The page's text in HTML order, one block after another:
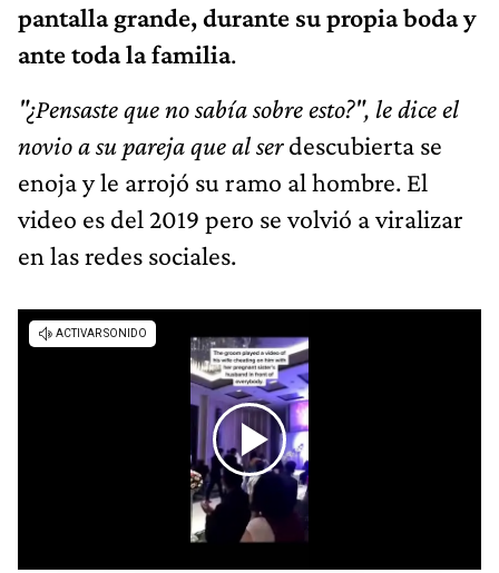
pantalla grande, durante su propia boda y
ante toda la familia.
"¿Pensaste que no sabía sobre esto?", le dice el
novio a su pareja que al serdescubierta se
enoja y le arrojó su ramo al hombre. El
video es del 2019 pero se volvió a viralizar
en las redes sociales.